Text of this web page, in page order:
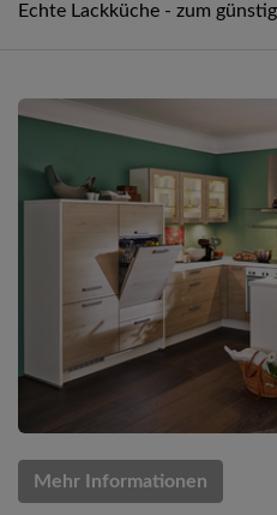
Echte Lackküche - zum
Mehr Informationen